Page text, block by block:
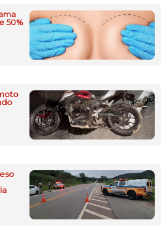
50%